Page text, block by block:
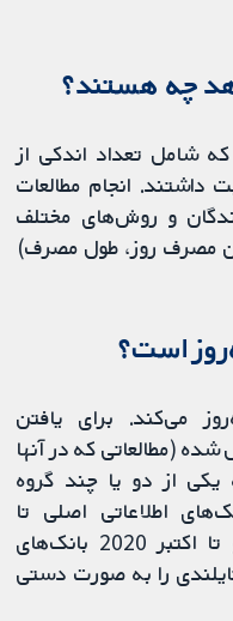
چه هستند؟
شامل تعداد اندکی از
داشتند. انجام مطالعات
و روش‌های مختلف
مصرف روز، طول مصرف)
است؟
می‌کند. برای یافتن
(مطالعاتی که در آنها
از دو یا چند گروه
اطلاعاتی اصلی تا
آگوست 2021 جست‌وجو کرده، و تا اکتبر 2020 بانک‌های
را به صورت دستی